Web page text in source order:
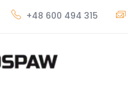
+48 600 494 315